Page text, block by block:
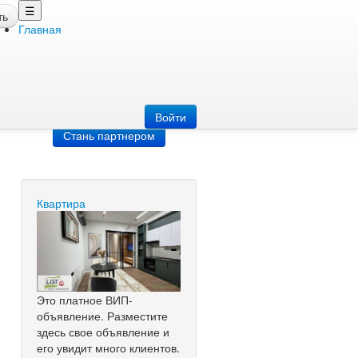
☰
Главная
Войти
Стань партнером
Квартира
Это платное ВИП-
объявление. Разместите
здесь свое объявление и
его увидит много клиентов.